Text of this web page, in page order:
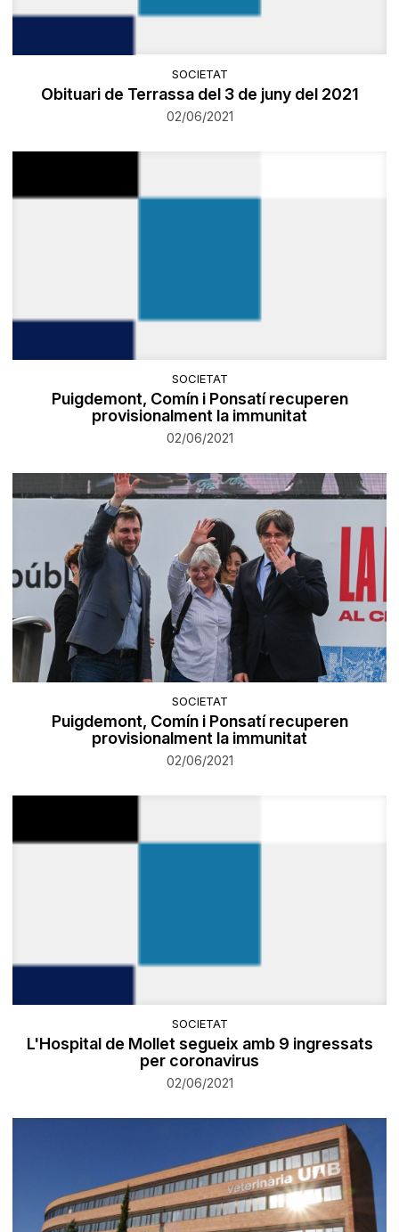
SOCIETAT
Obituari de Terrassa del 3 de juny del 2021
02/06/2021
SOCIETAT
Puigdemont, Comín i Ponsatí recuperen
provisionalment la immunitat
02/06/2021
SOCIETAT
Puigdemont, Comín i Ponsatí recuperen
provisionalment la immunitat
02/06/2021
SOCIETAT
L'Hospital de Mollet segueix amb 9 ingressats
per coronavirus
02/06/2021